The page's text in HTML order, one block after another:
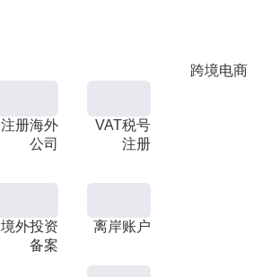
跨境电商
注册海外
公司
VAT税号
注册
境外投资
备案
离岸账户